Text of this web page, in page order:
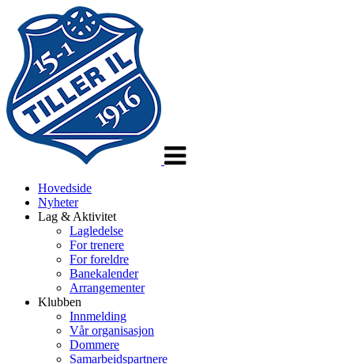
Hovedside
Nyheter
Lag & Aktivitet
Lagledelse
For trenere
For foreldre
Banekalender
Arrangementer
Klubben
Innmelding
Vår organisasjon
Dommere
Samarbeidspartnere